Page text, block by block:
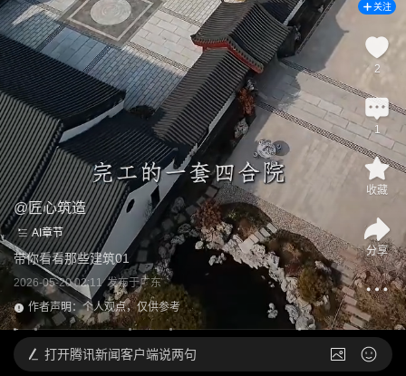
@匠心筑造
AI章节
带你看看那些建筑01
2026-05-20 02:11 发布于广东
作者声明：个人观点，仅供参考
关注
2
1
收藏
分享
打开腾讯新闻客户端说两句